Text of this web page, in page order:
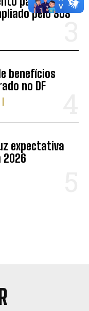
pelo SUS
benefícios
no DF
expectativa
2026